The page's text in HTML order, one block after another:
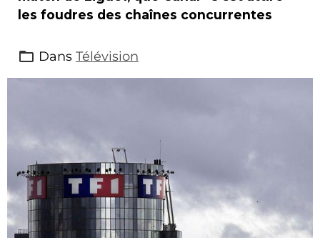
les foudres des chaînes concurrentes
Dans Télévision